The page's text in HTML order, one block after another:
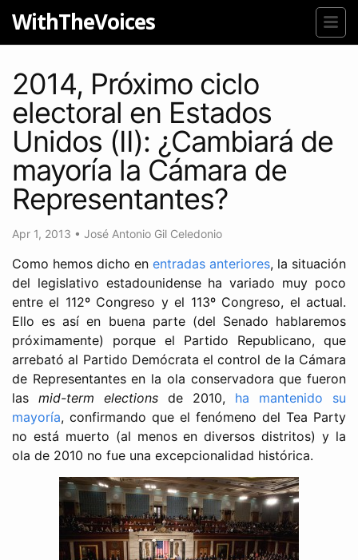
WithTheVoices
2014, Próximo ciclo
electoral en Estados
Unidos (II): ¿Cambiará de
mayoría la Cámara de
Representantes?
Apr 1, 2013 • José Antonio Gil Celedonio
Como hemos dicho en entradas anteriores, la situación
del legislativo estadounidense ha variado muy poco
entre el 112º Congreso y el 113º Congreso, el actual.
Ello es así en buena parte (del Senado hablaremos
próximamente) porque el Partido Republicano, que
arrebató al Partido Demócrata el control de la Cámara
de Representantes en la ola conservadora que fueron
las mid-term elections de 2010, ha mantenido su
mayoría, confirmando que el fenómeno del Tea Party
no está muerto (al menos en diversos distritos) y la
ola de 2010 no fue una excepcionalidad histórica.